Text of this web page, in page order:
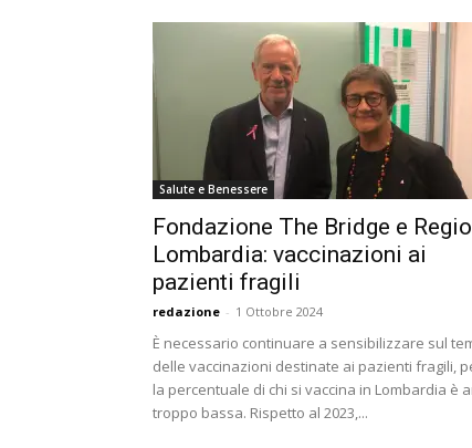
Salute e Benessere
Fondazione The Bridge e
Lombardia: vaccinazioni ai
pazienti fragili
redazione - 1 Ottobre 2024
È necessario continuare a sensibilizzare sul
delle vaccinazioni destinate ai pazienti fragili,
la percentuale di chi si vaccina in Lombardia è
troppo bassa. Rispetto al 2023,...